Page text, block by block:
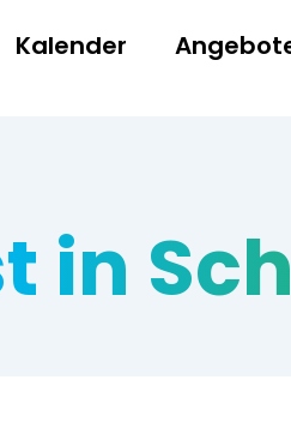
Kalender
in